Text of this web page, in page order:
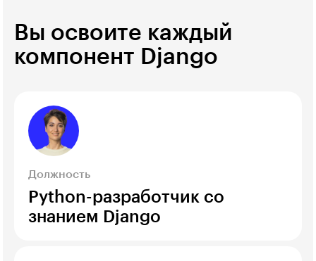
Вы освоите каждый
компонент Django
Должность
Python-разработчик со
знанием Django